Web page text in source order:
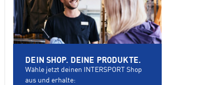
DEIN SHOP. DEINE PRODUKTE.
Wähle jetzt deinen INTERSPORT Shop
aus und erhalte: